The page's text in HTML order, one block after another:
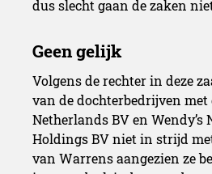
dus slecht gaan de zaken
Volgens de rechter in deze
van de dochterbedrijven met
Netherlands BV en Wendy’s
Holdings BV niet in strijd
van Warrens aangezien ze